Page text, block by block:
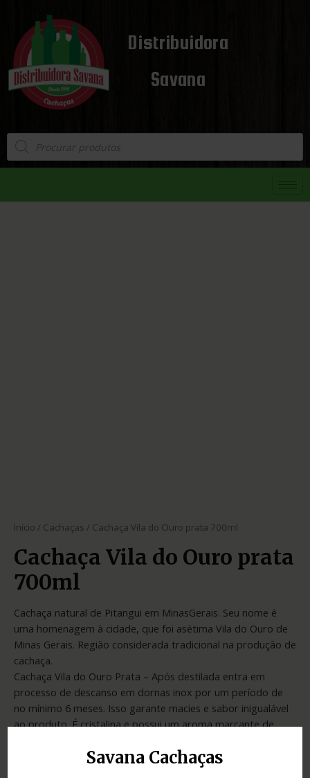
Savana Cachaças
Distribuidora
Savana
Início / Cachaças / Cachaça Vila do Ouro prata 700ml
Cachaça Vila do Ouro prata
700ml
Cachaça natural de Pitangui em MinasGerais. Seu nome é
uma homenagem à cidade, que foi asétima Vila do Ouro de
Minas Gerais. Região considerada tradicional na produção de
cachaça.
Cachaça Vila do Ouro Prata – Após destilada entra em
processo de descanso em dornas inox por um período de
no mínimo 6 meses. Isso garante macies e sabor inigualável
ao produto. É cristalina e possui um aroma marcante de